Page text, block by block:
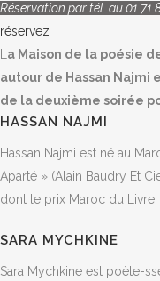
Réservation par tél. au
réservez
a Maison de la poésie
autour de Hassan Najmi
de la deuxième soirée
HASSAN NAJMI
Hassan Najmi est né au
Aparté » (Alain Baudry Et
dont le prix Maroc du Livre,
SARA MYCHKINE
Sara Mychkine est poète-